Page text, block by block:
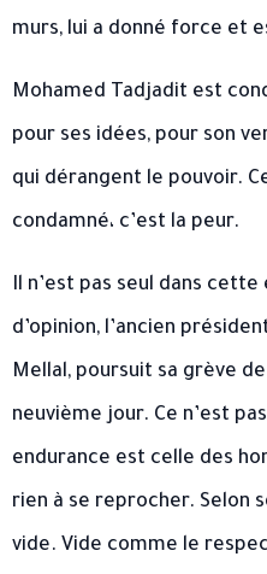
murs, lui a donné force et
Mohamed Tadjadit est
pour ses idées, pour son
qui dérangent le pouvoir.
condamné، c’est la peur.
Il n’est pas seul dans
d’opinion, l’ancien
Mellal, poursuit sa grève
neuvième jour. Ce n’est
endurance est celle des
rien à se reprocher. Selon
vide. Vide comme le